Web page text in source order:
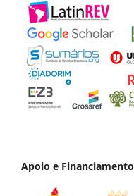
Apoio e Financiamento